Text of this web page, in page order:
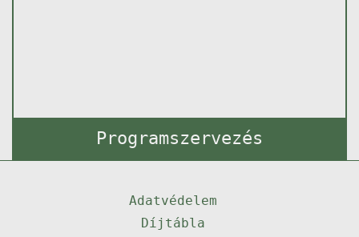
Programszervezés
Adatvédelem
Díjtábla